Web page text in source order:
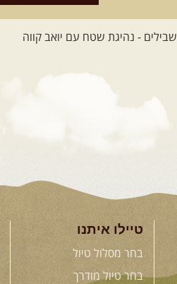
טיילו איתנו
בחר מסלול טיול
בחר טיול מודרך